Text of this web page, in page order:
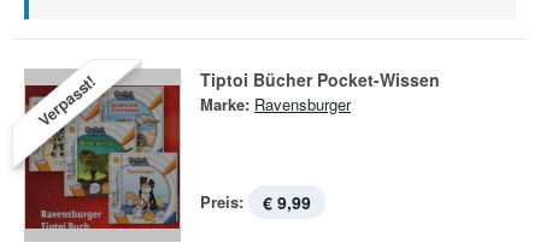
Verpasst! Tiptoi Bücher Pocket-Wissen
Marke: Ravensburger
Preis: € 9,99